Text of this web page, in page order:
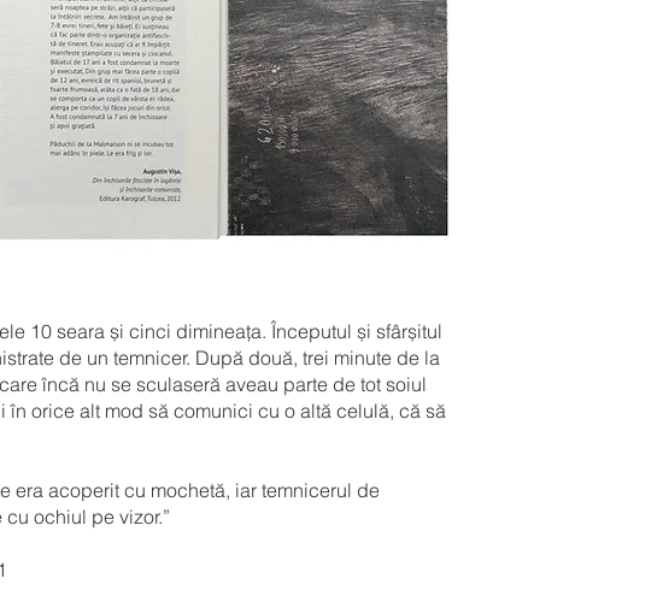
10 seara și cinci dimineața. Începutul și sfârșitul
de un temnicer. După două, trei minute de la
încă nu se sculaseră aveau parte de tot soiul
orice alt mod să comunici cu o altă celulă, că să
era acoperit cu mochetă, iar temnicerul de
ochiul pe vizor.”